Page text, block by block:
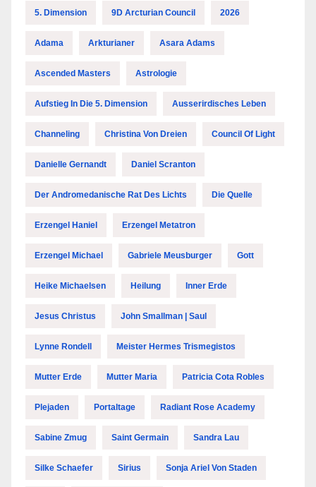
5. Dimension 9D Arcturian Council 2026
Adama Arkturianer Asara Adams
Ascended Masters Astrologie
Aufstieg In Die 5. Dimension Ausserirdisches Leben
Channeling Christina Von Dreien Council Of Light
Danielle Gernandt Daniel Scranton
Der Andromedanische Rat Des Lichts Die Quelle
Erzengel Haniel Erzengel Metatron
Erzengel Michael Gabriele Meusburger Gott
Heike Michaelsen Heilung Inner Erde
Jesus Christus John Smallman | Saul
Lynne Rondell Meister Hermes Trismegistos
Mutter Erde Mutter Maria Patricia Cota Robles
Plejaden Portaltage Radiant Rose Academy
Sabine Zmug Saint Germain Sandra Lau
Silke Schaefer Sirius Sonja Ariel Von Staden